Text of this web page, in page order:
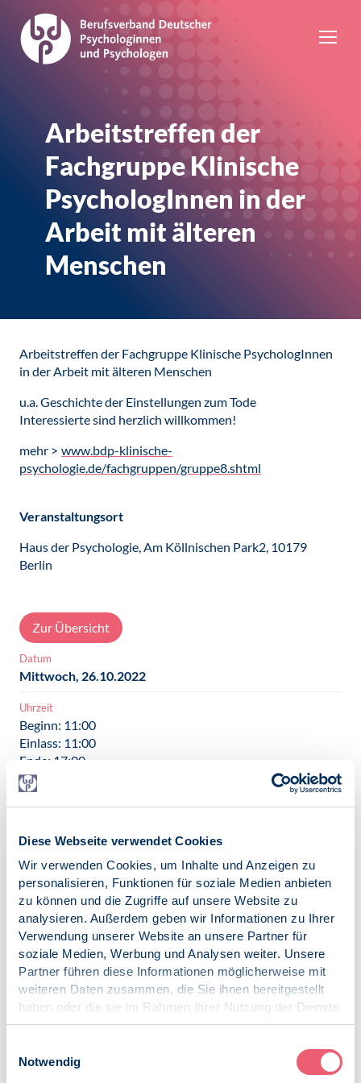
Diese Webseite verwendet Cookies
Wir verwenden Cookies, um Inhalte und Anzeigen zu
personalisieren, Funktionen für soziale Medien anbieten
zu können und die Zugriffe auf unsere Website zu
analysieren. Außerdem geben wir Informationen zu Ihrer
Verwendung unserer Website an unsere Partner für
soziale Medien, Werbung und Analysen weiter. Unsere
Partner führen diese Informationen möglicherweise mit
weiteren Daten zusammen, die Sie ihnen bereitgestellt
haben oder die sie im Rahmen Ihrer Nutzung der Dienste
gesammelt haben.
Notwendig
Arbeitstreffen der
Fachgruppe Klinische
PsychologInnen in der
Arbeit mit älteren
Menschen
Arbeitstreffen der Fachgruppe Klinische PsychologInnen
in der Arbeit mit älteren Menschen
u.a. Geschichte der Einstellungen zum Tode
Interessierte sind herzlich willkommen!
mehr > www.bdp-klinische-
psychologie.de/fachgruppen/gruppe8.shtml
Veranstaltungsort
Haus der Psychologie, Am Köllnischen Park2, 10179
Berlin
Zur Übersicht
Datum
Mittwoch, 26.10.2022
Uhrzeit
Beginn: 11:00
Einlass: 11:00
Ende: 17:00
Dauer: 06:00
Veranstaltungsort
Adresse
Am Köllnischen Park 2
10179 Berlin
Routenplaner
Google Maps
iCalendar
Termin exportieren